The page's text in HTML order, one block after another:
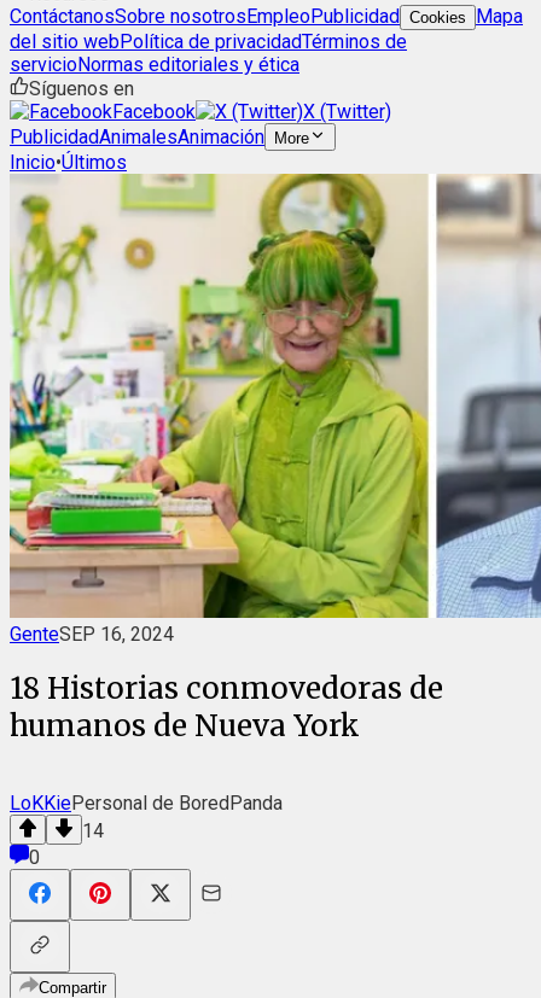
ContáctanosSobre nosotrosEmpleoPublicidad Cookies
Mapa
del sitio webPolítica de privacidadTérminos de
servicioNormas editoriales y ética
Síguenos en
Facebook
X (Twitter)
PublicidadAnimalesAnimación More
Inicio•Últimos
GenteSEP 16, 2024
18 Historias conmovedoras de
humanos de Nueva York
LoKKiePersonal de BoredPanda
14
0
Compartir